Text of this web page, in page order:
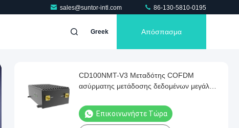
sales@suntor-intl.com 86-130-5810-0195
Greek Απόσπασμα
CD100NMT-V3 Μεταδότης COFDM
ασύρματης μετάδοσης δεδομένων μεγάλης
Επικοινωνήστε Τώρα